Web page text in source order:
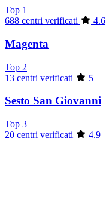
Top 1
688 centri verificati
4.6
Magenta
Top 2
13 centri verificati
5
Sesto San Giovanni
Top 3
20 centri verificati
4.9